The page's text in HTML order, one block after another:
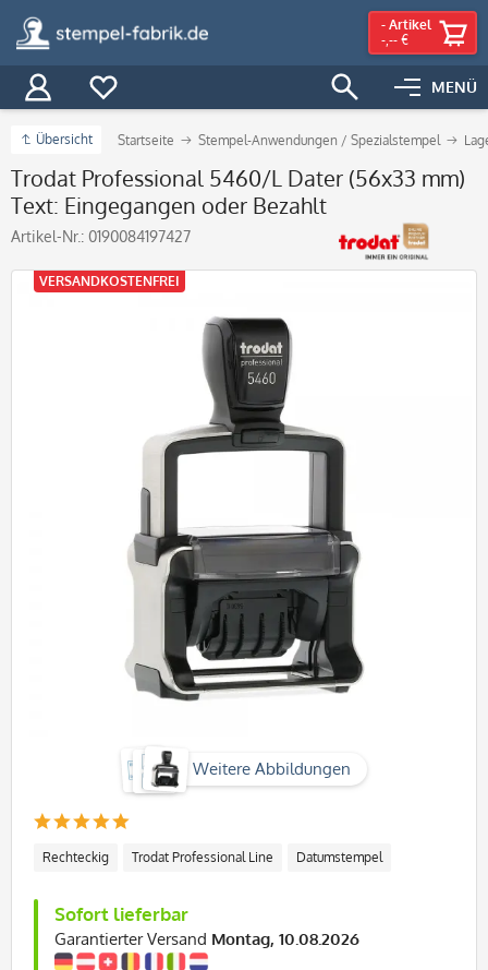
MENÜ
- Artikel
-,-- €
Übersicht Startseite Stempel-Anwendungen / Spezialstempel
Trodat Professional 5460/L Dater (56x33 mm)
Text: Eingegangen oder Bezahlt
Artikel-Nr.: 0190084197427
Weitere Abbildungen
VERSANDKOSTENFREI
Rechteckig Trodat Professional Line Datumstempel
Sofort lieferbar
Garantierter Versand Montag, 10.08.2026